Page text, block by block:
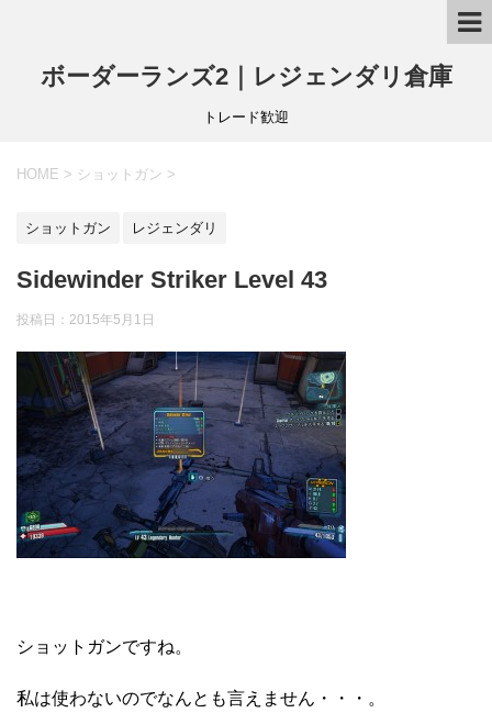
ボーダーランズ2｜レジェンダリ倉庫
トレード歓迎
HOME > ショットガン >
ショットガン レジェンダリ
Sidewinder Striker Level 43
投稿日： 2015年5月1日
ショットガンですね。
私は使わないのでなんとも言えません・・・。